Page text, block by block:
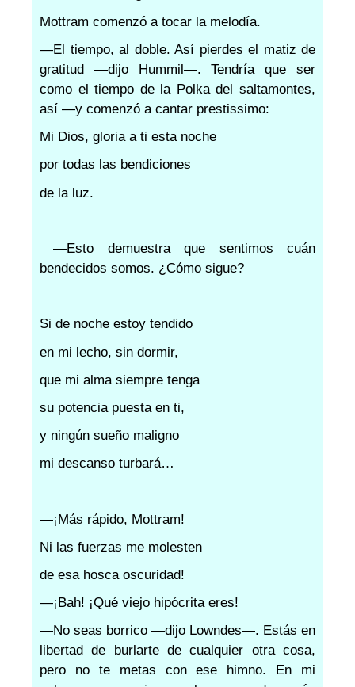
Mottram comenzó a tocar la melodía.
—El tiempo, al doble. Así pierdes el matiz de
gratitud —dijo Hummil—. Tendría que ser
como el tiempo de la Polka del saltamontes,
así —y comenzó a cantar prestissimo:
Mi Dios, gloria a ti esta noche
por todas las bendiciones
de la luz.
—Esto demuestra que sentimos cuán
bendecidos somos. ¿Cómo sigue?
Si de noche estoy tendido
en mi lecho, sin dormir,
que mi alma siempre tenga
su potencia puesta en ti,
y ningún sueño maligno
mi descanso turbará…
—¡Más rápido, Mottram!
Ni las fuerzas me molesten
de esa hosca oscuridad!
—¡Bah! ¡Qué viejo hipócrita eres!
—No seas borrico —dijo Lowndes—. Estás en
libertad de burlarte de cualquier otra cosa,
pero no te metas con ese himno. En mi